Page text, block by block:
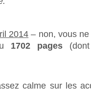
2014 – non, vous
1702 pages
calme sur les